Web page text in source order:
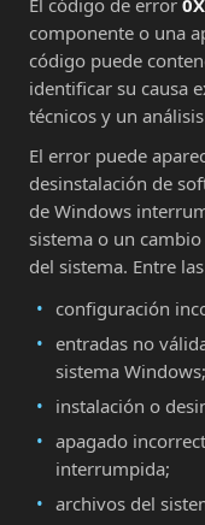
El código de error
componente o una
código puede
identificar su causa
técnicos y un
El error puede
desinstalación de
de Windows
sistema o un
del sistema. Entre
configuración
entradas no
sistema Windows;
instalación o
apagado
interrumpida;
archivos del